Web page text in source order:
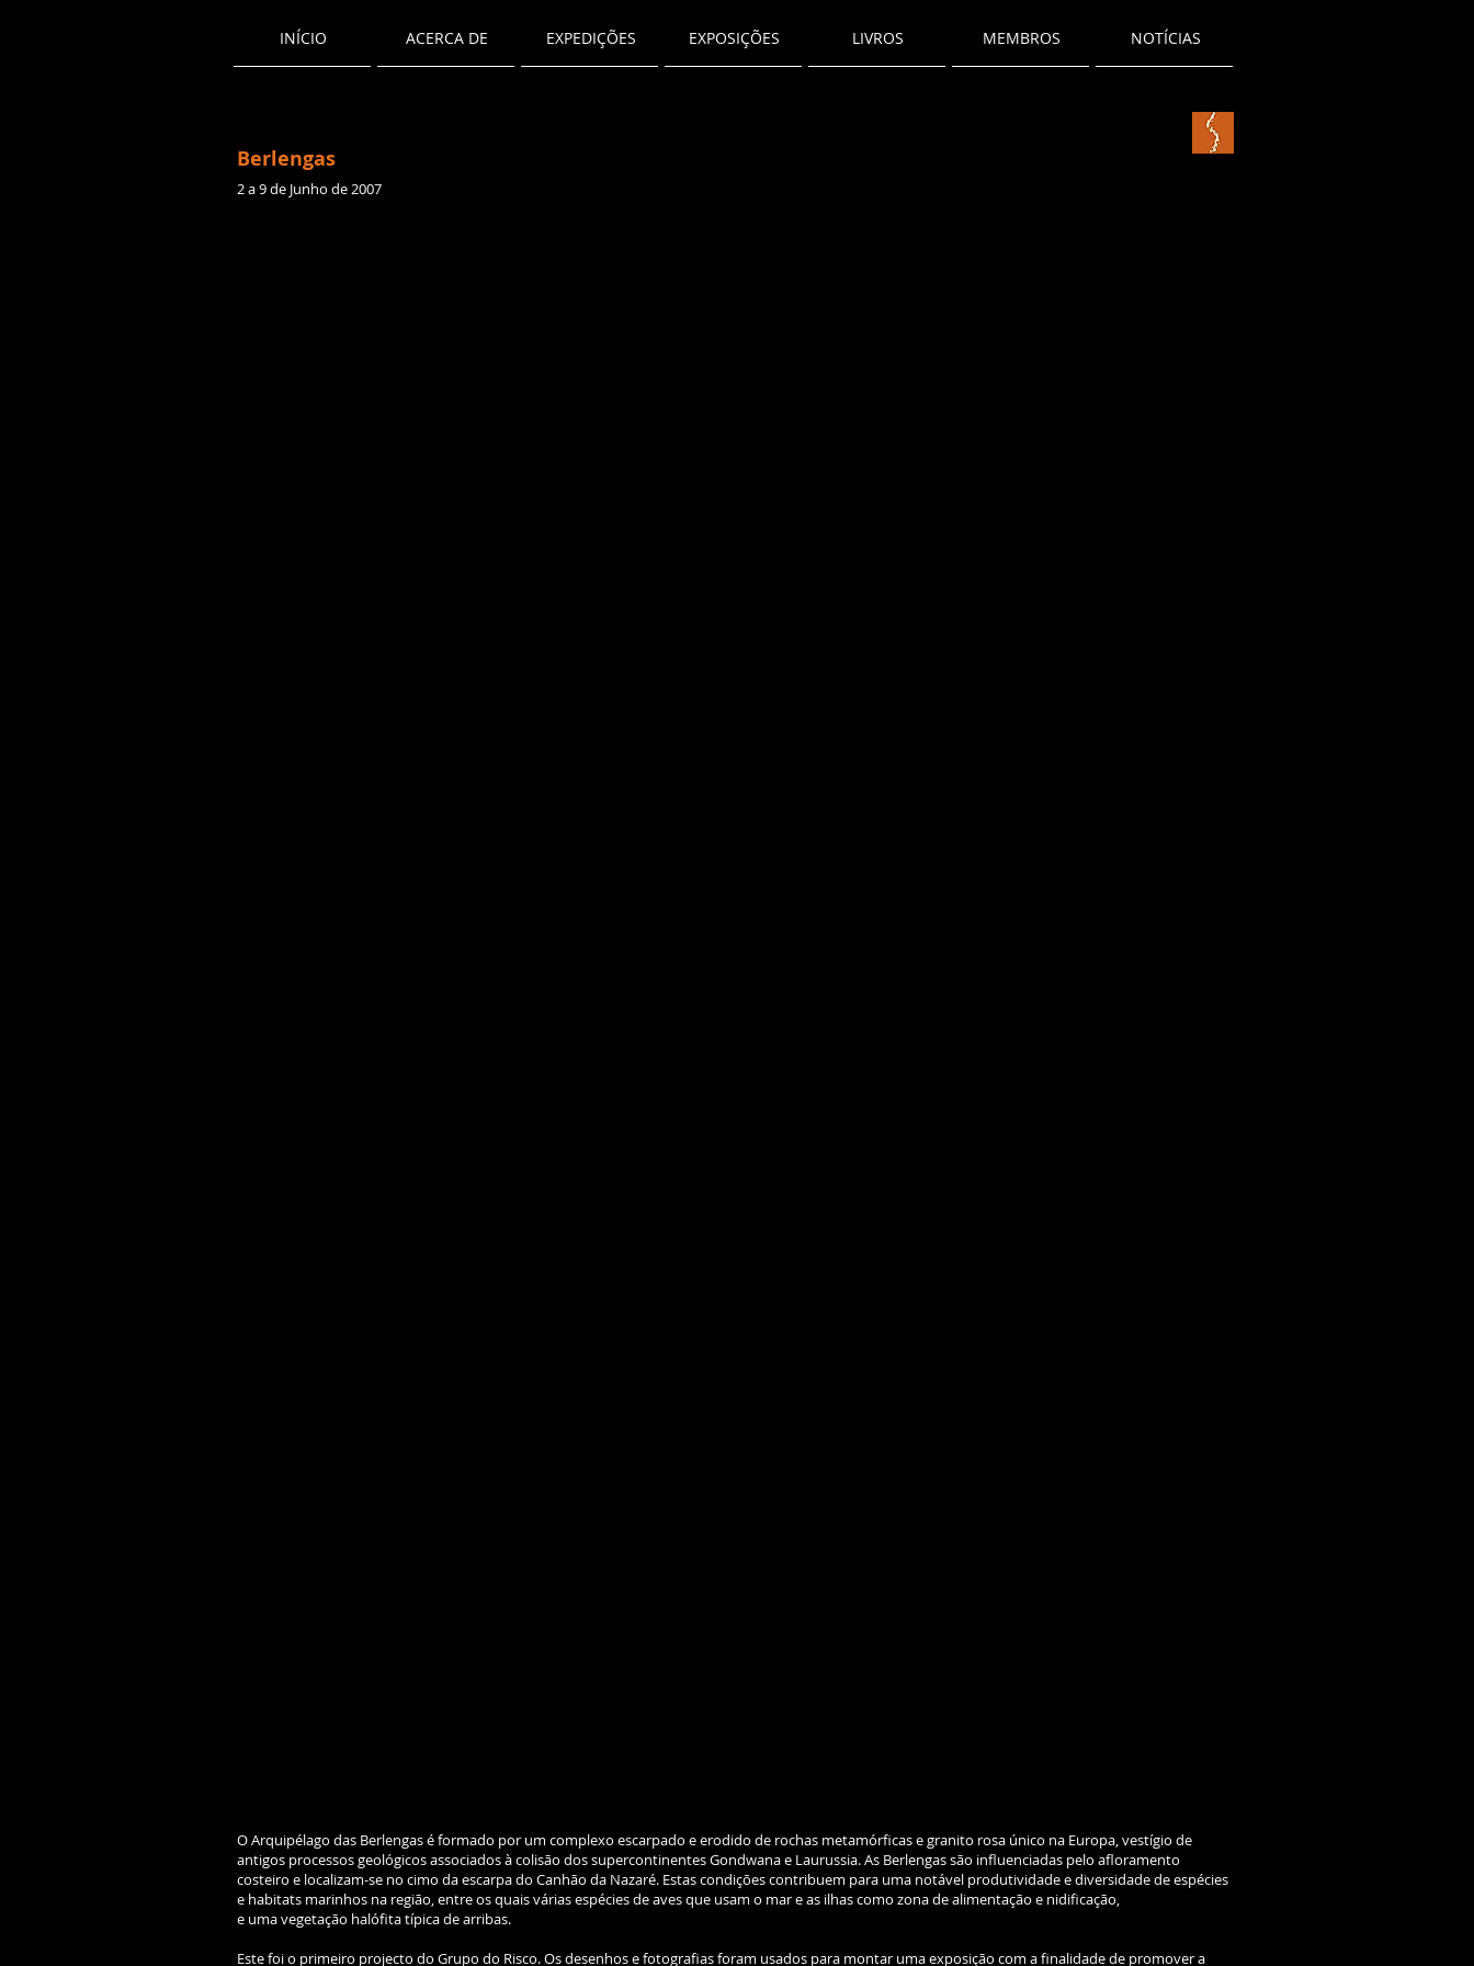
INÍCIO ACERCA DE EXPEDIÇÕES EXPOSIÇÕES LIVROS MEMBROS NOTÍCIAS
Berlengas
2 a 9 de Junho de 2007
O Arquipélago das Berlengas é formado por um complexo escarpado e erodido de rochas metamórficas e granito rosa único na Europa, vestígio de
antigos processos geológicos associados à colisão dos supercontinentes Gondwana e Laurussia. As Berlengas são influenciadas pelo afloramento
costeiro e localizam-se no cimo da escarpa do Canhão da Nazaré. Estas condições contribuem para uma notável produtividade e diversidade de espécies
e habitats marinhos na região, entre os quais várias espécies de aves que usam o mar e as ilhas como zona de alimentação e nidificação,
e uma vegetação halófita típica de arribas.
Este foi o primeiro projecto do Grupo do Risco. Os desenhos e fotografias foram usados para montar uma exposição com a finalidade de promover a